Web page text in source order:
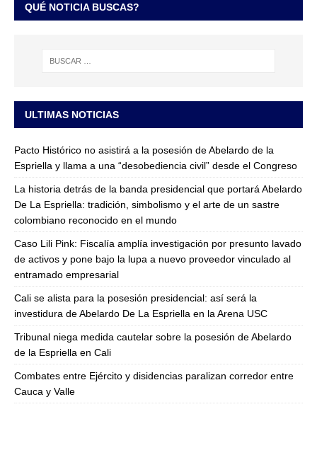
QUÉ NOTICIA BUSCAS?
ULTIMAS NOTICIAS
Pacto Histórico no asistirá a la posesión de Abelardo de la
Espriella y llama a una “desobediencia civil” desde el Congreso
La historia detrás de la banda presidencial que portará Abelardo
De La Espriella: tradición, simbolismo y el arte de un sastre
colombiano reconocido en el mundo
Caso Lili Pink: Fiscalía amplía investigación por presunto lavado
de activos y pone bajo la lupa a nuevo proveedor vinculado al
entramado empresarial
Cali se alista para la posesión presidencial: así será la
investidura de Abelardo De La Espriella en la Arena USC
Tribunal niega medida cautelar sobre la posesión de Abelardo
de la Espriella en Cali
Combates entre Ejército y disidencias paralizan corredor entre
Cauca y Valle